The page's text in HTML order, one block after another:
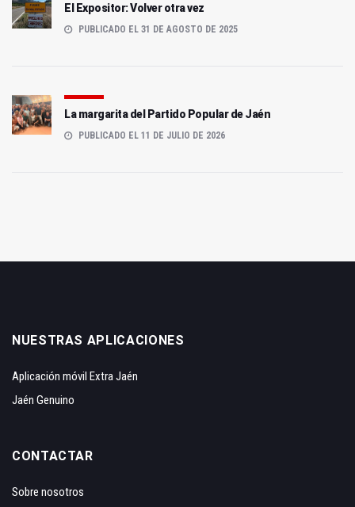
El Expositor: Volver otra vez
PUBLICADO EL 31 DE AGOSTO DE 2025
La margarita del Partido Popular de Jaén
PUBLICADO EL 11 DE JULIO DE 2026
NUESTRAS APLICACIONES
Aplicación móvil Extra Jaén
Jaén Genuino
CONTACTAR
Sobre nosotros